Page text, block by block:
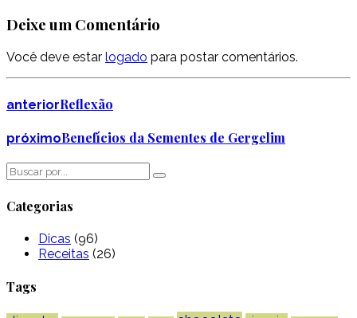
Deixe um Comentário
Você deve estar logado para postar comentários.
anteriorReflexão
próximoBenefícios da Sementes de Gergelim
Categorias
Dicas (96)
Receitas (26)
Tags